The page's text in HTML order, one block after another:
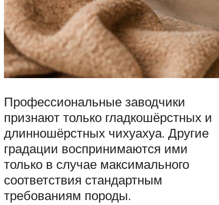
Профессиональные заводчики
признают только гладкошёрстных и
длинношёрстных чихуахуа. Другие
градации воспринимаются ими
только в случае максимального
соответствия стандартным
требованиям породы.